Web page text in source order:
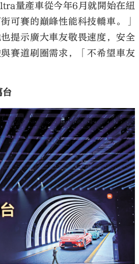
量產車從今年6月就開始在紐
可賽的巔峰性能科技轎車。」
提示廣大車友敬畏速度，安全
賽道刷圈需求，「不希望車友
台